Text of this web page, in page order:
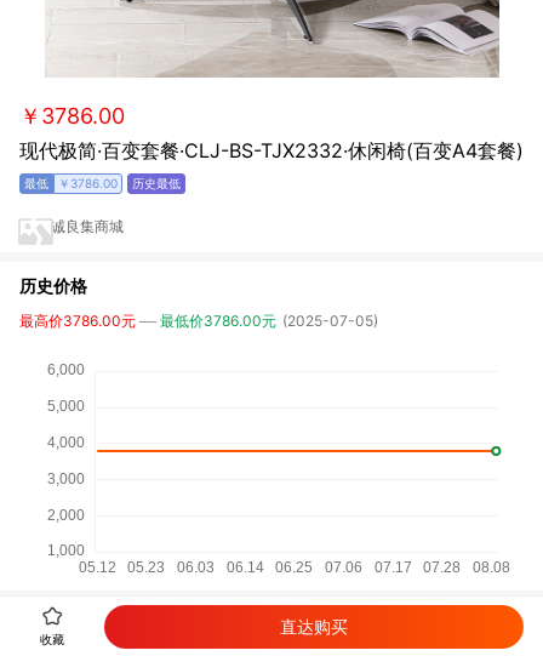
￥3786.00
现代极简·百变套餐·CLJ-BS-TJX2332·休闲椅(百变A4套餐)
￥3786.00
诚良集商城
历史价格
最高价3786.00元 最低价3786.00元 (2025-07-05)
详细参数
收藏
直达购买